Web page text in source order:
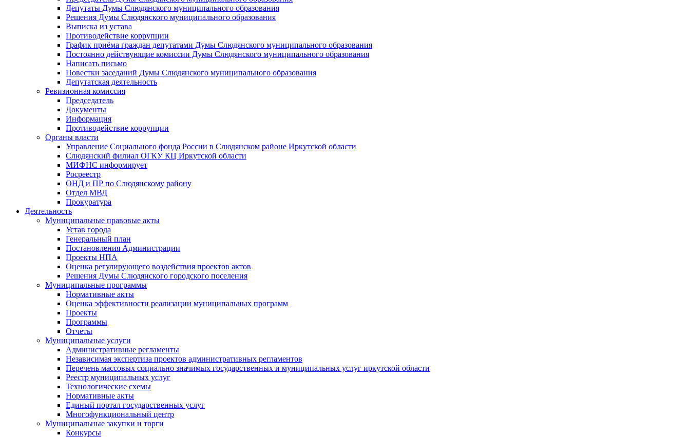
Депутаты Думы Слюдянского муниципального образования
Решения Думы Слюдянского муниципального образования
Выписка из устава
Противодействие коррупции
График приёма граждан депутатами Думы Слюдянского муниципального образования
Постоянно действующие комиссии Думы Слюдянского муниципального образования
Написать письмо
Повестки заседаний Думы Слюдянского муниципального образования
Депутатская деятельность
Ревизионная комиссия
Председатель
Документы
Информация
Противодействие коррупции
Органы власти
Управление Социального фонда России в Слюдянском районе Иркутской области
Слюдянский филиал ОГКУ КЦ Иркутской области
МИФНС информирует
Росреестр
ОНД и ПР по Слюдянскому району
Отдел МВД
Прокуратура
Деятельность
Муниципальные правовые акты
Устав города
Генеральный план
Постановления Администрации
Проекты НПА
Оценка регулирующего воздействия проектов актов
Решения Думы Слюдянского городского поселения
Муниципальные программы
Нормативные акты
Оценка эффективности реализации муниципальных программ
Проекты
Программы
Отчеты
Муниципальные услуги
Административные регламенты
Независимая экспертиза проектов административных регламентов
Перечень массовых социально значимых государственных и муниципальных услуг иркутской области
Реестр муниципальных услуг
Технологические схемы
Нормативные акты
Единый портал государственных услуг
Многофункциональный центр
Муниципальные закупки и торги
Конкурсы